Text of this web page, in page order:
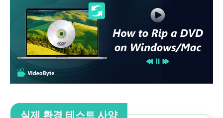
실제 환경 테스트 사양